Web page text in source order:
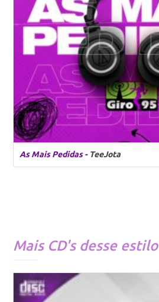
As Mais Pedidas - TeeJota
Mais CD's desse estilo